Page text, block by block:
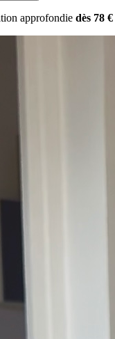
approfondie dès 78 €